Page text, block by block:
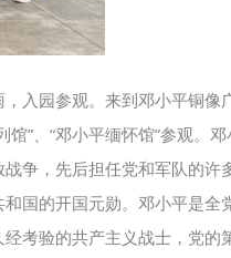
入园参观。来到邓小平铜像
”、“邓小平缅怀馆”参观。邓
争，先后担任党和军队的许
国的开国元勋。邓小平是全
考验的共产主义战士，党的